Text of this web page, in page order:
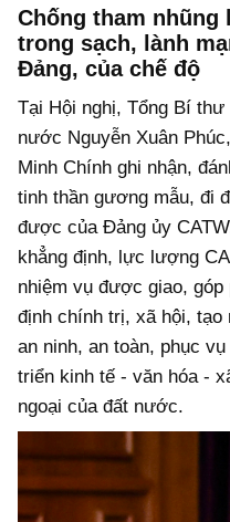
Chống tham
trong sạch, lành
Đảng, của chế độ
Tại Hội nghị, Tổng Bí
nước Nguyễn Xuân
Minh Chính ghi nhận,
tinh thần gương mẫu, đi
được của Đảng ủy
khẳng định, lực lượng
nhiệm vụ được giao,
định chính trị, xã hội,
an ninh, an toàn, phục
triển kinh tế - văn hóa -
ngoại của đất nước.